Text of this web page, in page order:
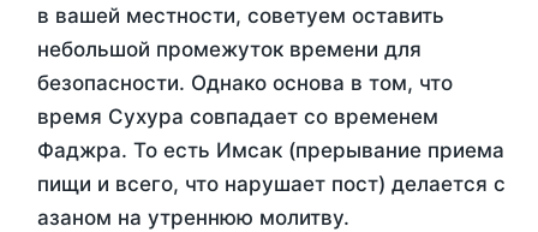
в вашей местности, советуем оставить
небольшой промежуток времени для
безопасности. Однако основа в том, что
время Сухура совпадает со временем
Фаджра. То есть Имсак (прерывание приема
пищи и всего, что нарушает пост) делается с
азаном на утреннюю молитву.